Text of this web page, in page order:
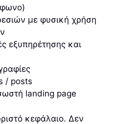
με φυσική χρήση
εξυπηρέτησης και
/ posts
landing page
κεφάλαιο. Δεν